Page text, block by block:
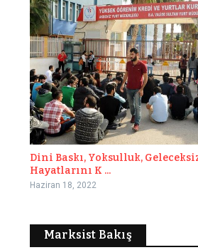
Dini Baskı, Yoksulluk,
Hayatlarını K ...
Haziran 18, 2022
Marksist Bakış